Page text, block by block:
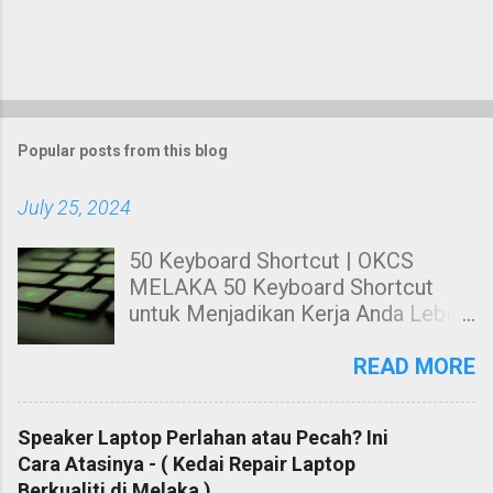
Popular posts from this blog
July 25, 2024
50 Keyboard Shortcut | OKCS
MELAKA 50 Keyboard Shortcut
untuk Menjadikan Kerja Anda Lebih
kepada anda tentang Keyboard
Menjadikan Kerja Anda Lebih Cekap
Membuat kerja dengan
READ MORE
Speaker Laptop Perlahan atau Pecah? Ini
Cara Atasinya - ( Kedai Repair Laptop